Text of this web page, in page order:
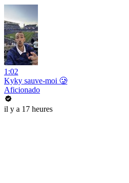
1:02
Kyky sauve-moi 🥲
Aficionado
il y a 17 heures